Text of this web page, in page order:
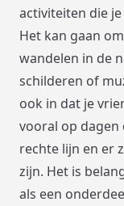
activiteiten die
Het kan gaan
wandelen in de
schilderen of
ook in dat je
vooral op dagen
rechte lijn en er
zijn. Het is
als een